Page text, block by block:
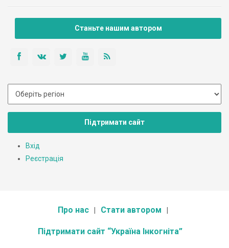
Станьте нашим автором
Підтримати сайт
Вхід
Реєстрація
Про нас Стати автором
Підтримати сайт “Україна Інкогніта”